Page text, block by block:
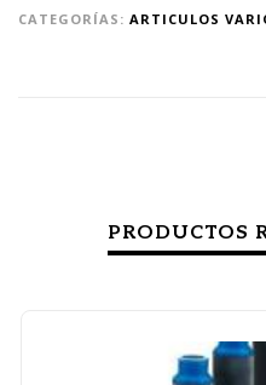
CATEGORÍAS: ARTICULOS
PRODUCTOS